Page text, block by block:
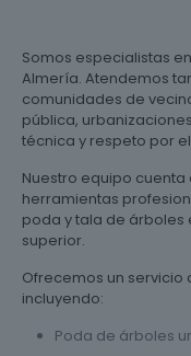
Somos especialistas
Almería. Atendemos
comunidades de
pública,
técnica y respeto por
Nuestro equipo
herramientas
poda y tala de árboles
superior.
Ofrecemos un
incluyendo:
Poda de árboles